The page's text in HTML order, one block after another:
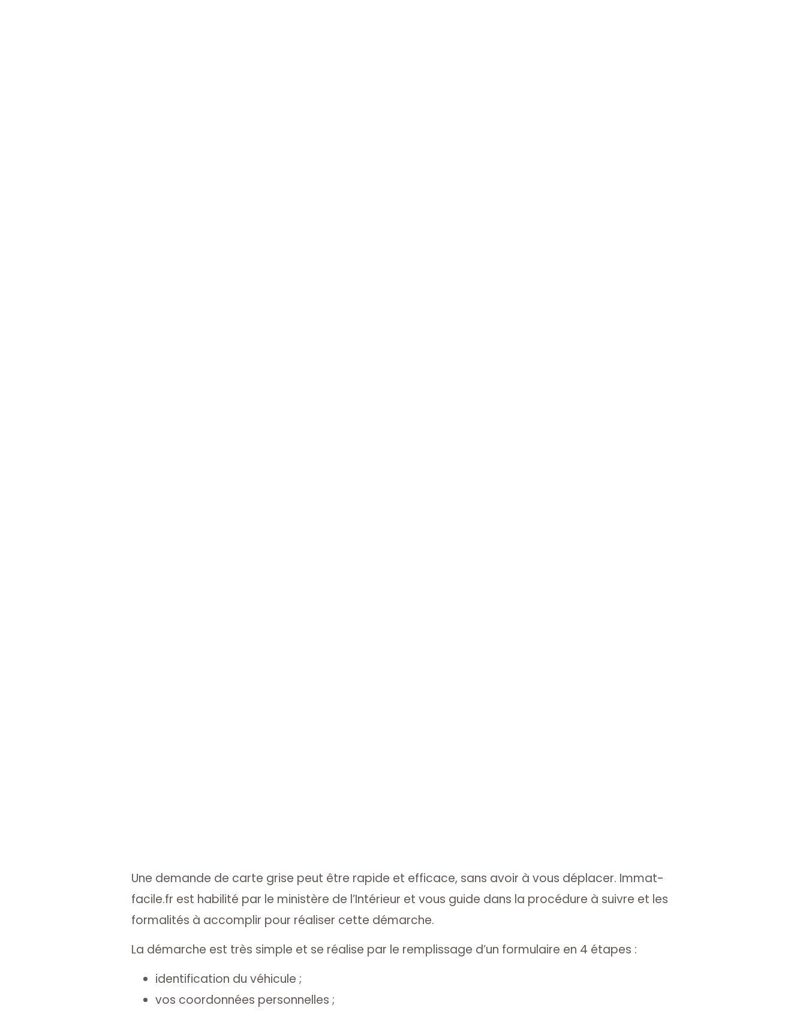
Une demande de carte grise peut être rapide et efficace, sans avoir à vous déplacer. Immat-
facile.fr est habilité par le ministère de l’Intérieur et vous guide dans la procédure à suivre et les
formalités à accomplir pour réaliser cette démarche.
La démarche est très simple et se réalise par le remplissage d’un formulaire en 4 étapes :
identification du véhicule ;
vos coordonnées personnelles ;